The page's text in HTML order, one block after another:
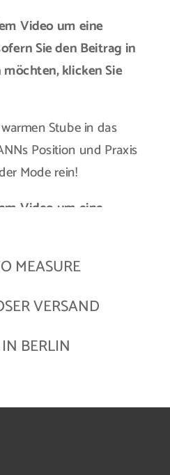
Video um eine
Sie den Beitrag in
klicken Sie
Stube in das
Position und Praxis
Mode rein!
Video um eine
MEASURE
VERSAND
BERLIN